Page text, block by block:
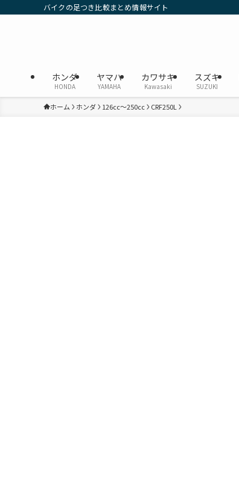
バイクの足つき比較まとめ情報サイト
ホンダ
HONDA
ヤマハ
YAMAHA
カワサキ
Kawasaki
スズキ
SUZUKI
ホーム ホンダ 126cc〜250cc CRF250L